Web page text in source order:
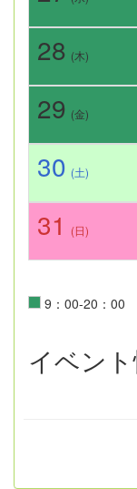
28 (木)
29 (金)
30 (土)
31 (日)
9：00-20：00
イベン